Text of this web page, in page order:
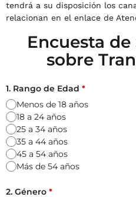
tendrá a su disposición los
relacionan en el enlace de
Encuesta
sobre
1. Rango de Edad *
Menos de 18 años
18 a 24 años
25 a 34 años
35 a 44 años
45 a 54 años
Más de 54 años
2. Género *